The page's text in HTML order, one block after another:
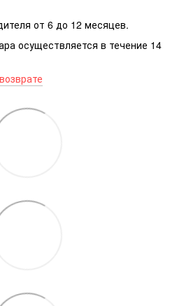
от 6 до 12 месяцев.
осуществляется в течение 14